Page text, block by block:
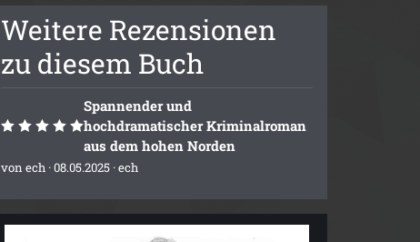
Weitere Rezensionen
zu diesem Buch
Spannender und
hochdramatischer Kriminalroman
aus dem hohen Norden
vonech · 08.05.2025 ·ech